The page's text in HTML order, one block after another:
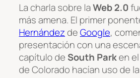
La charla sobre laWeb 2.0
más amena. El primer
HernándezdeGoogle,
presentación con una
capítulo deSouth Parken
de Colorado hacían uso de